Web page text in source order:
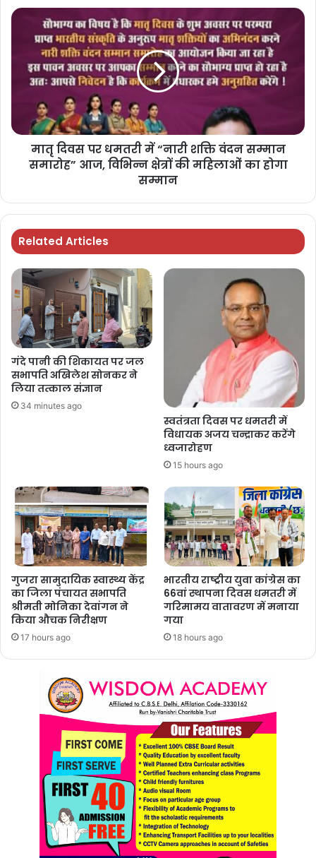
मातृ दिवस पर धमतरी में “नारी शक्ति वंदन सम्मान
समारोह” आज, विभिन्न क्षेत्रों की महिलाओं का होगा
सम्मान
Related Articles
गंदे पानी की शिकायत पर जल
सभापति अखिलेश सोनकर ने
लिया तत्काल संज्ञान
34 minutes ago
स्वतंत्रता दिवस पर धमतरी में
विधायक अजय चन्द्राकर करेंगे
ध्वजारोहण
15 hours ago
गुजरा सामुदायिक स्वास्थ्य केंद्र
का जिला पंचायत सभापति
श्रीमती मोनिका देवांगन ने
किया औचक निरीक्षण
17 hours ago
भारतीय राष्ट्रीय युवा कांग्रेस का
66वां स्थापना दिवस धमतरी में
गरिमामय वातावरण में मनाया
गया
18 hours ago